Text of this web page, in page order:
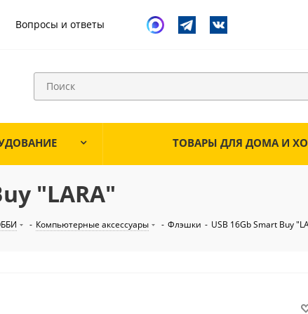
Вопросы и ответы
ТОВАРЫ ДЛЯ ДОМА И
"LARA"
- Компьютерные аксессуары - Флэшки - USB 16Gb Smart Buy